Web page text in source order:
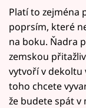
Platí to zejména
poprsím, které
na boku. Ňadra
zemskou
vytvoří v dekoltu
toho chcete
že budete spát